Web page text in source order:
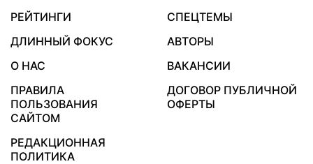
РЕЙТИНГИ
СПЕЦТЕМЫ
ДЛИННЫЙ ФОКУС
АВТОРЫ
О НАС
ВАКАНСИИ
ПРАВИЛА
ПОЛЬЗОВАНИЯ
САЙТОМ
ДОГОВОР ПУБЛИЧНОЙ
ОФЕРТЫ
РЕДАКЦИОННАЯ
ПОЛИТИКА